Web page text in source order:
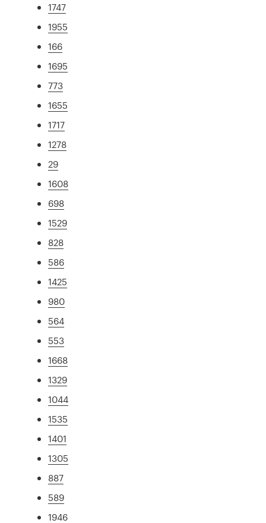
1747
1955
166
1695
773
1655
1717
1278
29
1608
698
1529
828
586
1425
980
564
553
1668
1329
1044
1535
1401
1305
887
589
1946